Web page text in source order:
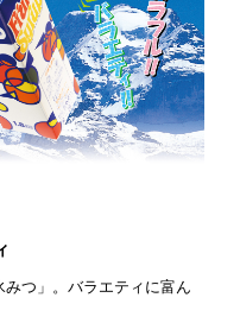
つ」。バラエティに富ん